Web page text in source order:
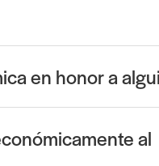
en honor a
al